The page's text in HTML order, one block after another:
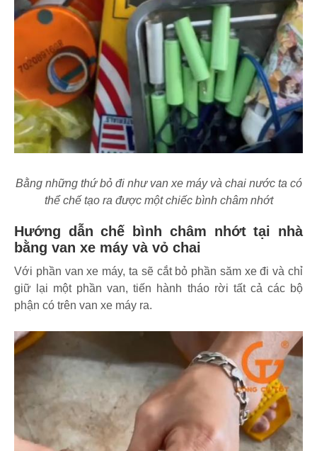
Bằng những thứ bỏ đi như van xe máy và chai nước ta có
thể chế tạo ra được một chiếc bình châm nhớt
Hướng dẫn chế bình châm nhớt tại nhà
bằng van xe máy và vỏ chai
Với phần van xe máy, ta sẽ cắt bỏ phần săm xe đi và chỉ
giữ lại một phần van, tiến hành tháo rời tất cả các bộ
phận có trên van xe máy ra.